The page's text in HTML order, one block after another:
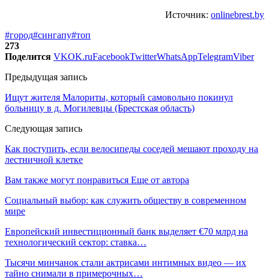
Источник: onlinebrest.by
#город#сингапу#топ
273
Поделится VKOK.ruFacebookTwitterWhatsAppTelegramViber
Предыдущая запись
Ищут жителя Малориты, который самовольно покинул
больницу в д. Могилевцы (Брестская область)
Следующая запись
Как поступить, если велосипеды соседей мешают проходу на
лестничной клетке
Вам также могут понравиться Еще от автора
Социальный выбор: как служить обществу в современном
мире
Европейский инвестиционный банк выделяет €70 млрд на
технологический сектор: ставка…
Тысячи минчанок стали актрисами интимных видео — их
тайно снимали в примерочных…